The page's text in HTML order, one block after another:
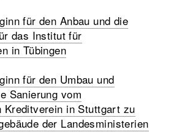
für den Anbau und die
das Institut für
in Tübingen
für den Umbau und
Sanierung vom
Kreditverein in Stuttgart zu
der Landesministerien